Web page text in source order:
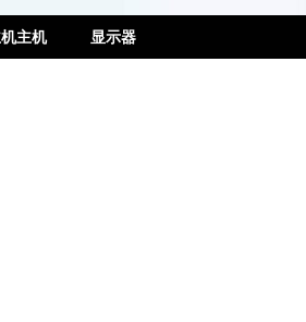
主机 显示器